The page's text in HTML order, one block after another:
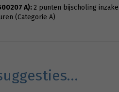
A):2 punten bijscholing
(Categorie A)